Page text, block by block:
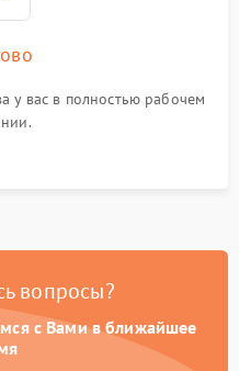
у вас в полностью рабочем
вопросы?
с Вами в ближайшее